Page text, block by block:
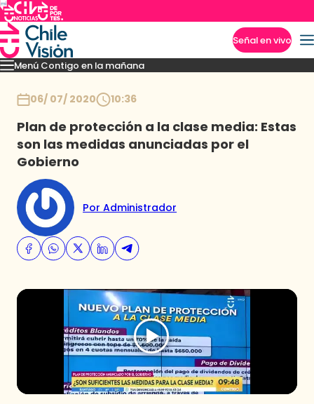
Señal en vivo
Menú Contigo en la mañana
MomentosReportajesDenunciasPolicialPolíticaEspectáculo
06/ 07/ 2020 10:36
Plan de protección a la clase media: Estas
son las medidas anunciadas por el
Gobierno
Por Administrador
Imperdibles
Programas
Club De La Comedia
Contigo en Directo
Plan Perfecto